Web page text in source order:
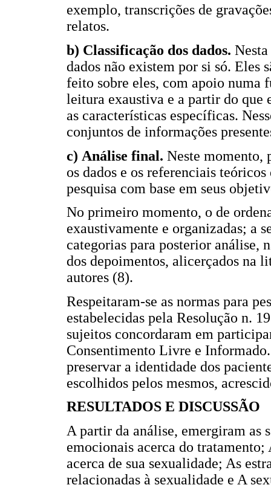
exemplo, transcrições de
relatos.
b) Classificação dos dados.
dados não existem por si só. Eles
feito sobre eles, com apoio numa
leitura exaustiva e a partir do que
as características específicas.
conjuntos de informações
c) Análise final. Neste momento,
os dados e os referenciais teóricos
pesquisa com base em seus
No primeiro momento, o de
exaustivamente e organizadas; a
categorias para posterior análise,
dos depoimentos, alicerçados na
autores (8).
Respeitaram-se as normas para
estabelecidas pela Resolução n.
sujeitos concordaram em
Consentimento Livre e
preservar a identidade dos
escolhidos pelos mesmos,
RESULTADOS E DISCUSSÃO
A partir da análise, emergiram as
emocionais acerca do
acerca de sua sexualidade; As
relacionadas à sexualidade e A